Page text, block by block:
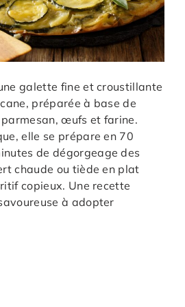
galette fine et croustillante
préparée à base de
œufs et farine.
elle se prépare en 70
de dégorgeage des
chaude ou tiède en plat
copieux. Une recette
à adopter